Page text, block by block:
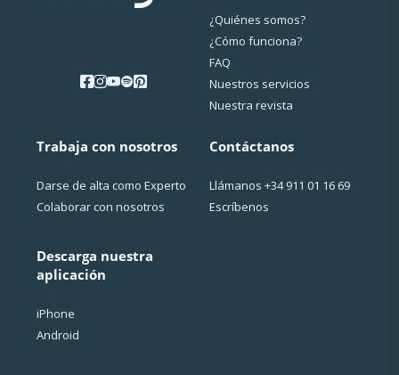
¿Quiénes somos?
¿Cо́mo funciona?
FAQ
Nuestros servicios
Nuestra revista
Trabaja con nosotros
Darse de alta como Experto
Colaborar con nosotros
Descarga nuestra
aplicación
iPhone
Android
Contáctanos
Llámanos +34 911 01 16 69
Escríbenos